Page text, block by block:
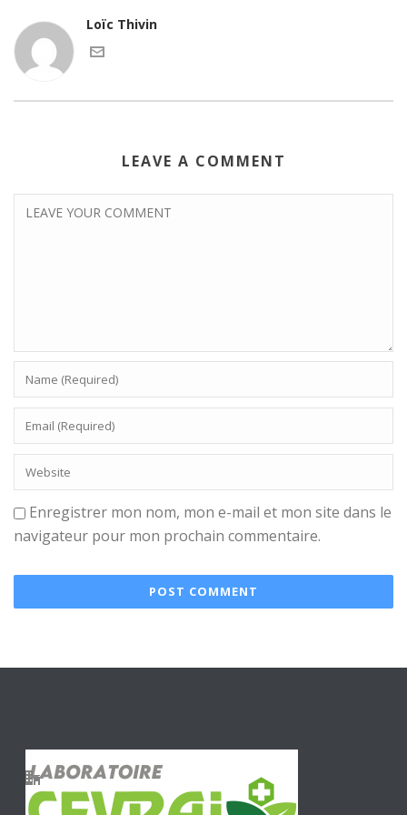
Loïc Thivin
LEAVE A COMMENT
Enregistrer mon nom, mon e-mail et mon site dans le
navigateur pour mon prochain commentaire.